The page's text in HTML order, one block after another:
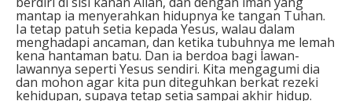
mantap ia menyerahkan hidupnya ke tangan Tuhan.
Ia tetap patuh setia kepada Yesus, walau dalam
menghadapi ancaman, dan ketika tubuhnya me lemah
kena hantaman batu. Dan ia berdoa bagi lawan-
lawannya seperti Yesus sendiri. Kita mengagumi dia
dan mohon agar kita pun diteguhkan berkat rezeki
kehidupan, supaya tetap setia sampai akhir hidup.⁣⁣